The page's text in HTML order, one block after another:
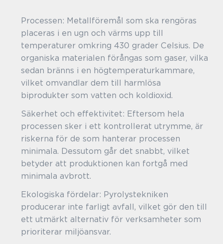
Processen: Metallföremål som ska rengöras
placeras i en ugn och värms upp till
temperaturer omkring 430 grader Celsius. De
organiska materialen förångas som gaser, vilka
sedan bränns i en högtemperaturkammare,
vilket omvandlar dem till harmlösa
biprodukter som vatten och koldioxid.
Säkerhet och effektivitet: Eftersom hela
processen sker i ett kontrollerat utrymme, är
riskerna för de som hanterar processen
minimala. Dessutom går det snabbt, vilket
betyder att produktionen kan fortgå med
minimala avbrott.
Ekologiska fördelar: Pyrolystekniken
producerar inte farligt avfall, vilket gör den till
ett utmärkt alternativ för verksamheter som
prioriterar miljöansvar.